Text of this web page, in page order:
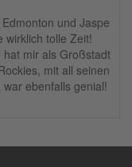
und Jaspe
wirklich tolle Zeit!
mir als Großstadt
mit all seinen
ebenfalls genial!